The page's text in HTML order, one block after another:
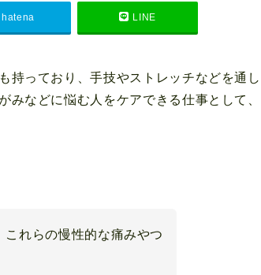
hatena LINE
持っており、手技やストレッチなどを通し
などに悩む人をケアできる仕事として、
れらの慢性的な痛みやつ